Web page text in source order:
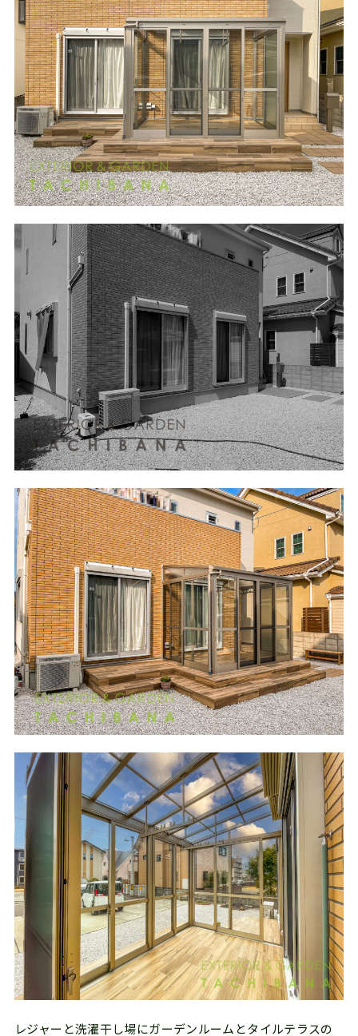
レジャーと洗濯干し場にガーデンルームとタイルテラスの